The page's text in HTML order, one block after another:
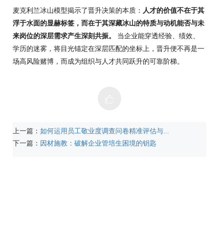
麦克利兰冰山模型揭示了晋升决策的本质： 人才的价值不在于其
浮于水面的显赫标签，而在于其深藏冰山的特质与动机能否与未
来岗位的深层需求产生深刻共振。
当企业能穿透经验、绩效、
学历的迷雾，将目光锚定在深层匹配的坐标上，晋升便不再是一
场高风险赌博，而成为组织与人才共同跃升的可靠阶梯。
上一篇：如何运用员工敬业度调查问卷精准评估与...
下一篇： 因材施教：破解企业管培生困境的钥匙